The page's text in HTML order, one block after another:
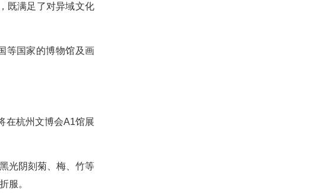
既满足了对异域文化
等国家的博物馆及画
在杭州文博会A1馆展
光阴刻菊、梅、竹等
服。